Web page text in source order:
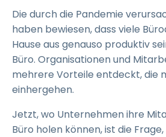
Die durch die Pandemie
haben bewiesen, dass viele
Hause aus genauso produktiv
Büro. Organisationen und
mehrere Vorteile entdeckt, die
einhergehen.
Jetzt, wo Unternehmen ihre
Büro holen können, ist die